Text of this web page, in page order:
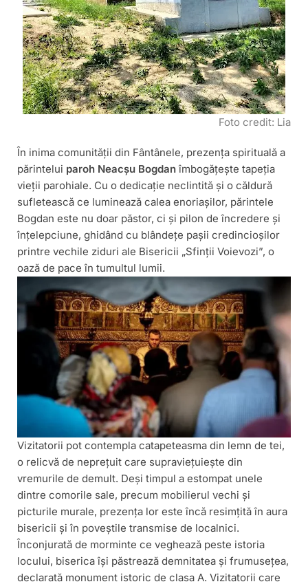
Foto credit: Lia
În inima comunității din Fântânele, prezența spirituală a
părintelui paroh Neacșu Bogdanîmbogățește tapeția
vieții parohiale. Cu o dedicație neclintită și o căldură
sufletească ce luminează calea enoriașilor, părintele
Bogdan este nu doar păstor, ci și pilon de încredere și
înțelepciune, ghidând cu blândețe pașii credincioșilor
printre vechile ziduri ale Bisericii „Sfinții Voievozi”, o
oază de pace în tumultul lumii.
Vizitatorii pot contempla catapeteasma din lemn de tei,
o relicvă de neprețuit care supraviețuiește din
vremurile de demult. Deși timpul a estompat unele
dintre comorile sale, precum mobilierul vechi și
picturile murale, prezența lor este încă resimțită în aura
bisericii și în poveștile transmise de localnici.
Înconjurată de morminte ce veghează peste istoria
locului, biserica își păstrează demnitatea și frumusețea,
declarată monument istoric de clasa A. Vizitatorii care